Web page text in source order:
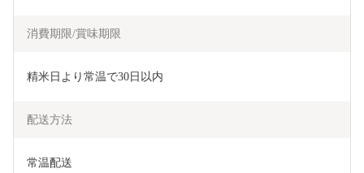
消費期限/賞味期限
精米日より常温で30日以内
配送方法
常温配送